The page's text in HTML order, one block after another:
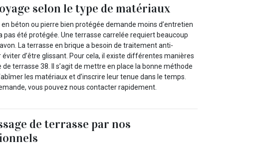
selon le type de matériaux
béton ou pierre bien protégée demande moins d’entretien
pas été protégée. Une terrasse carrelée requiert beaucoup
La terrasse en brique a besoin de traitement anti-
éviter d’être glissant. Pour cela, il existe différentes manières
terrasse 38. Il s’agit de mettre en place la bonne méthode
les matériaux et d’inscrire leur tenue dans le temps.
vous pouvez nous contacter rapidement.
de terrasse par nos